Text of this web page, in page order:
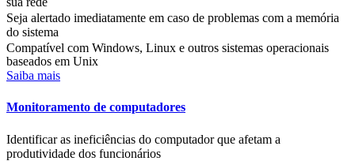
Seja alertado imediatamente em caso de problemas com a memória
do sistema
Compatível com Windows, Linux e outros sistemas operacionais
baseados em Unix
Saiba mais
Monitoramento de computadores
Identificar as ineficiências do computador que afetam a
produtividade dos funcionários